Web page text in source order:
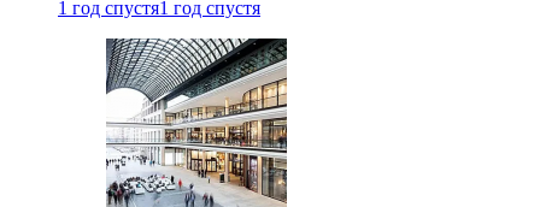
1 год спустя1 год спустя